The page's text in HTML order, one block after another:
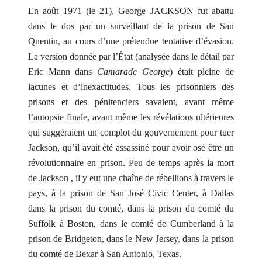
En août 1971 (le 21), George JACKSON fut abattu
dans le dos par un surveillant de la prison de San
Quentin, au cours d’une prétendue tentative d’évasion.
La version donnée par l’État (analysée dans le détail par
Eric Mann dans Camarade George) était pleine de
lacunes et d’inexactitudes. Tous les prisonniers des
prisons et des pénitenciers savaient, avant même
l’autopsie finale, avant même les révélations ultérieures
qui suggéraient un complot du gouvernement pour tuer
Jackson, qu’il avait été assassiné pour avoir osé être un
révolutionnaire en prison. Peu de temps après la mort
de Jackson , il y eut une chaîne de rébellions à travers le
pays, à la prison de San José Civic Center, à Dallas
dans la prison du comté, dans la prison du comté du
Suffolk à Boston, dans le comté de Cumberland à la
prison de Bridgeton, dans le New Jersey, dans la prison
du comté de Bexar à San Antonio, Texas.